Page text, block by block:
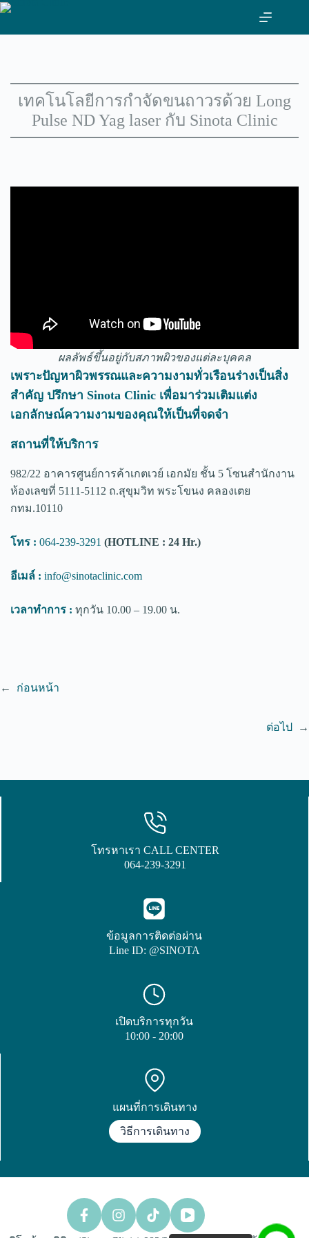
ข้าม
เทคโนโลยีการกำจัดขนถาวรด้วย Long
Pulse ND Yag laser กับ Sinota Clinic
ผลลัพธ์ขึ้นอยู่กับสภาพผิวของแต่ละบุคคล
เพราะปัญหาผิวพรรณและความงามทั่วเรือนร่างเป็นสิ่ง
สำคัญ ปรึกษา Sinota Clinic เพื่อมาร่วมเติมแต่ง
เอกลักษณ์ความงามของคุณให้เป็นที่จดจำ
สถานที่ให้บริการ
982/22 อาคารศูนย์การค้าเกตเวย์ เอกมัย ชั้น 5 โซนสำนักงาน
ห้องเลขที่ 5111-5112 ถ.สุขุมวิท พระโขนง คลองเตย
กทม.10110
โทร : 064-239-3291 (HOTLINE : 24 Hr.)
อีเมล์ : info@sinotaclinic.com
เวลาทำการ : ทุกวัน 10.00 – 19.00 น.
← ก่อนหน้า
ต่อไป →
โทรหาเรา CALL CENTER
064-239-3291
ข้อมูลการติดต่อผ่าน
Line ID: @SINOTA
เปิดบริการทุกวัน
10:00 - 20:00
แผนที่การเดินทาง
วิธีการเดินทาง